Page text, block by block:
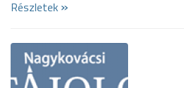
Részletek »